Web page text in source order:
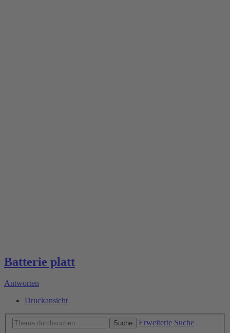
Batterie platt
Antworten
Druckansicht
Suche
Erweiterte Suche